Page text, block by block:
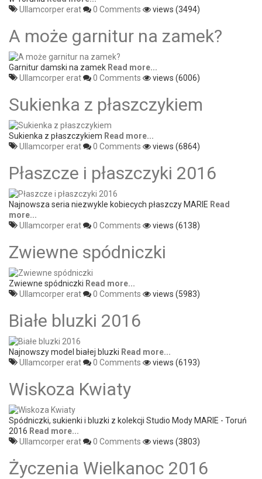
Ullamcorper erat
0 Comments views (3494)
A może garnitur na zamek?
Garnitur damski na zamek Read more...
Ullamcorper erat
0 Comments views (6006)
Sukienka z płaszczykiem
Sukienka z płaszczykiem Read more...
Ullamcorper erat
0 Comments views (6864)
Płaszcze i płaszczyki 2016
Najnowsza seria niezwykle kobiecych płaszczy MARIE Read
more...
Ullamcorper erat
0 Comments views (6138)
Zwiewne spódniczki
Zwiewne spódniczki Read more...
Ullamcorper erat
0 Comments views (5983)
Białe bluzki 2016
Najnowszy model białej bluzki Read more...
Ullamcorper erat
0 Comments views (6193)
Wiskoza Kwiaty
Spódniczki, sukienki i bluzki z kolekcji Studio Mody MARIE - Toruń
2016 Read more...
Ullamcorper erat
0 Comments views (3803)
Życzenia Wielkanoc 2016